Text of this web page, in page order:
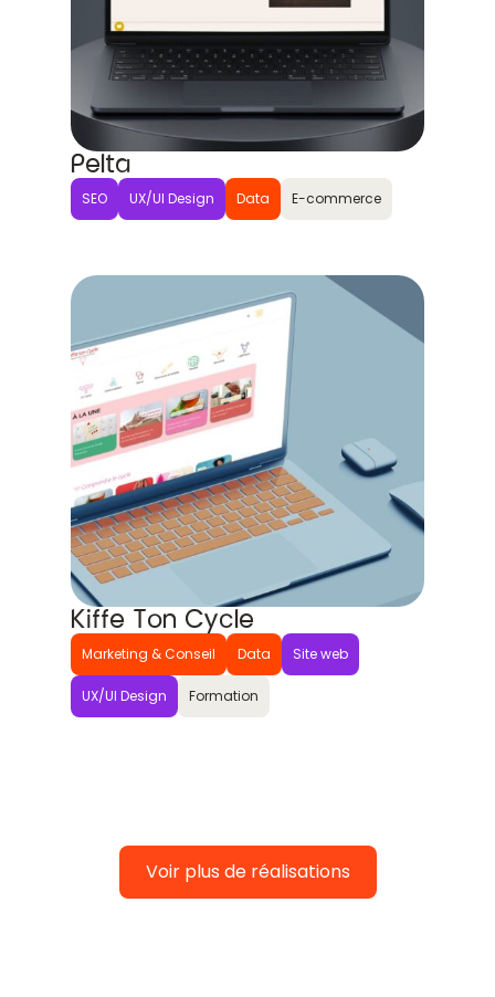
Pelta
SEO UX/UI Design Data E-commerce
Kiffe Ton Cycle
Marketing & Conseil Data Site web
UX/UI Design Formation
Voir plus de réalisations